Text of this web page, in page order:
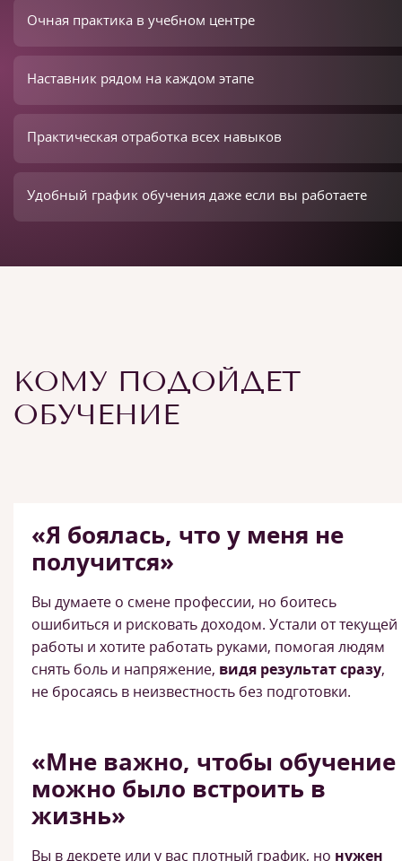
Очная практика в учебном центре
Наставник рядом на каждом этапе
Практическая отработка всех навыков
Удобный график обучения даже если вы работаете
КОМУ ПОДОЙДЕТ
ОБУЧЕНИЕ
«Я боялась, что у меня не
получится»
Вы думаете о смене профессии, но боитесь
ошибиться и рисковать доходом. Устали от текущей
работы и хотите работать руками, помогая людям
снять боль и напряжение, видя результат сразу,
не бросаясь в неизвестность без подготовки.
«Мне важно, чтобы обучение
можно было встроить в
жизнь»
Вы в декрете или у вас плотный график, но нужен